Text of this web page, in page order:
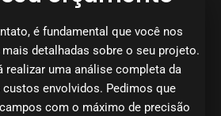
é fundamental que você nos
detalhadas sobre o seu projeto.
realizar uma análise completa da
envolvidos. Pedimos que
com o máximo de precisão